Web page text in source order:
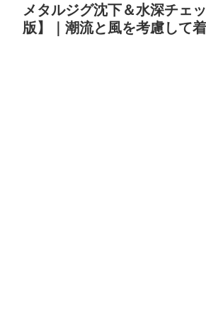
メタルジグ沈下＆水深チェ
版】｜潮流と風を考慮して